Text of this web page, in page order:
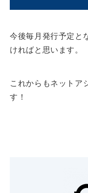
今後毎月発行予定 と
ければと思います。
これからもネットア
す！